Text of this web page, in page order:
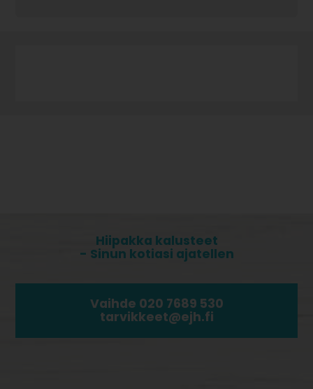
Hiipakka kalusteet
- Sinun kotiasi ajatellen
Vaihde 020 7689 530
tarvikkeet@ejh.fi